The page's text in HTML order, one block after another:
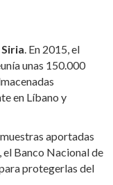
. En 2015, el
unas 150.000
en Líbano y
aportadas
Banco Nacional de
protegerlas del